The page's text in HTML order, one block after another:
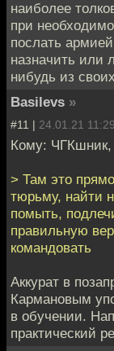
наиболее
при
послать
назначить или
нибудь из
Basilevs »
#11 | 24.01.21 11:29
Кому: ЧГКшник,
> Там это
тюрьму, найти
помыть,
правильную
командовать
Аккурат в
Кармановым
в обучении.
практический